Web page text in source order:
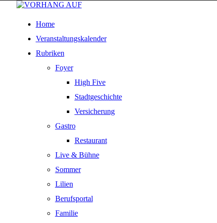
Home
Veranstaltungskalender
Rubriken
Foyer
High Five
Stadtgeschichte
Versicherung
Gastro
Restaurant
Live & Bühne
Sommer
Lilien
Berufsportal
Familie